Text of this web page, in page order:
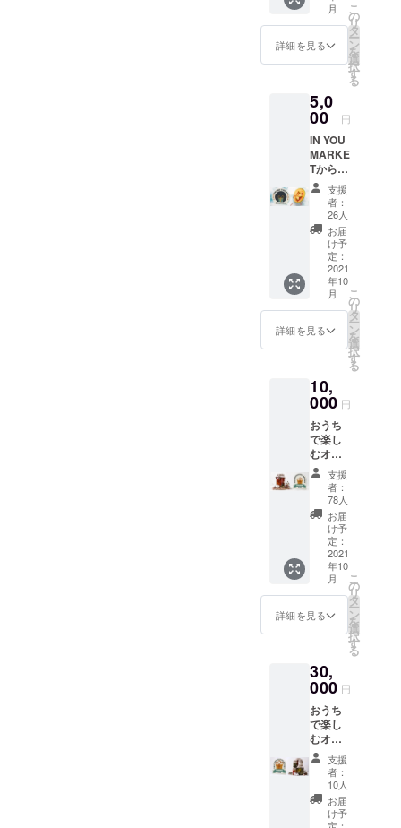
日々、IN
YOU
MARKET（
インユー
ト）を運営
していま
今回、この
スローガン
を実現する
ための新た
な挑戦とし
て、2021年
の9月に、日
本一厳しい
ニックリア
ルストアを
オープンし
ようとして
います。
ストアコン
セプトは、
「あなたの
時間が止ま
る、日本発
のオーガ
ルド。
〝本物〟だ
けがみつか
るワクワク
空間。」
一人でも多
月
詳細を見る
こ
の
リ
タ
ー
ン
を
選
択
す
る
5,0
00 円
IN YOU
MARKE
Tからお
礼の
メール+
プチ・
ギフト
※プチギ
フトは
オーガ
ニック
の焼き
菓子(例
えば、
クッ
キー3枚
チョコ
レート
を予定
してお
りま
す。 ■
店頭受
取をご
選択の
場合、
受取期
間は、
2021年
10月1
日〜
2021年
10月30
受取へ
のご変
きませ
んの
で、ご
注意く
ださ
い）
支援
者：
26人
お届
け予
定：
2021
年10
月
詳細を見る
こ
の
リ
タ
ー
ン
を
選
択
す
る
10,
000 円
おうち
で楽し
むオー
ガニッ
クセッ
で楽し
めるIN
YOU
MARKE
Tが厳選
した商
品を詰
め合わ
せいた
ンユー
マー
ケット
で実際
に購入
する
と、1万
円以上
のもの
をお届
け！
支援
者：
78人
お届
け予
定：
2021
年10
月
詳細を見る
こ
の
リ
タ
ー
ン
を
選
択
す
る
30,
000 円
おうち
で楽し
むオー
ガニッ
クセッ
で楽し
めるIN
支援
者：
10人
お届
け予